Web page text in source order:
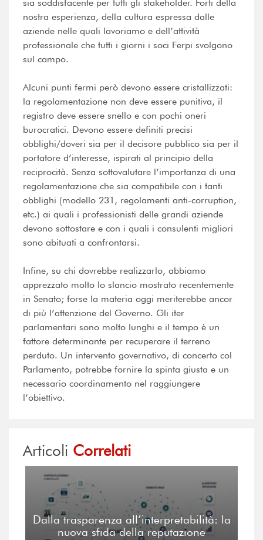
sia soddisfacente per tutti gli stakeholder. Forti della
nostra esperienza, della cultura espressa dalle
aziende nelle quali lavoriamo e dell’attività
professionale che tutti i giorni i soci Ferpi svolgono
sul campo.
Alcuni punti fermi però devono essere cristallizzati:
la regolamentazione non deve essere punitiva, il
registro deve essere snello e con pochi oneri
burocratici. Devono essere definiti precisi
obblighi/doveri sia per il decisore pubblico sia per il
portatore d’interesse, ispirati al principio della
reciprocità. Senza sottovalutare l’importanza di una
regolamentazione che sia compatibile con i tanti
obblighi (modello 231, regolamenti anti-corruption,
etc.) ai quali i professionisti delle grandi aziende
devono sottostare e con i quali i consulenti migliori
sono abituati a confrontarsi.
Infine, su chi dovrebbe realizzarlo, abbiamo
apprezzato molto lo slancio mostrato recentemente
in Senato; forse la materia oggi meriterebbe ancor
di più l’attenzione del Governo. Gli iter
parlamentari sono molto lunghi e il tempo è un
fattore determinante per recuperare il terreno
perduto. Un intervento governativo, di concerto col
Parlamento, potrebbe fornire la spinta giusta e un
necessario coordinamento nel raggiungere
l’obiettivo.
Articoli Correlati
Dalla trasparenza all’interpretabilità: la
nuova sfida della reputazione